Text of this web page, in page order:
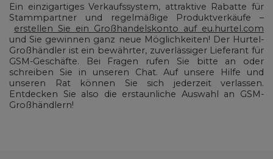
Ein einzigartiges Verkaufssystem, attraktive Rabatte für
Stammpartner und regelmäßige Produktverkäufe –
erstellen Sie ein Großhandelskonto auf eu.hurtel.com
und Sie gewinnen ganz neue Möglichkeiten! Der Hurtel-
Großhändler ist ein bewährter, zuverlässiger Lieferant für
GSM-Geschäfte. Bei Fragen rufen Sie bitte an oder
schreiben Sie in unseren Chat. Auf unsere Hilfe und
unseren Rat können Sie sich jederzeit verlassen.
Entdecken Sie also die erstaunliche Auswahl an GSM-
Großhändlern!